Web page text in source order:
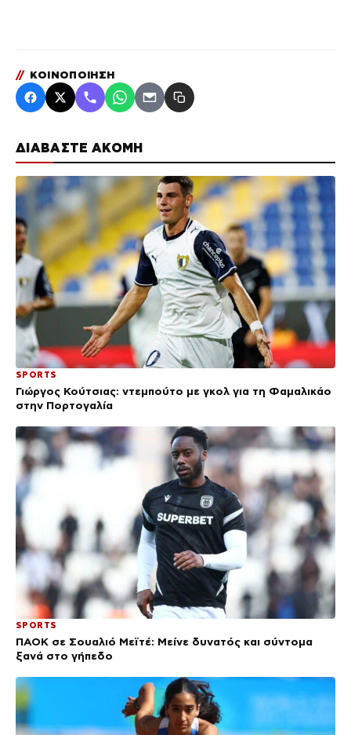
ΔΙΑΒΑΣΤΕ ΑΚΟΜΗ
SPORTS
Γιώργος Κούτσιας: ντεμπούτο με γκολ για τη Φαμαλικάο
στην Πορτογαλία
SPORTS
ΠΑΟΚ σε Σουαλιό Μεϊτέ: Μείνε δυνατός και σύντομα
ξανά στο γήπεδο
// ΚΟΙΝΟΠΟΙΗΣΗ